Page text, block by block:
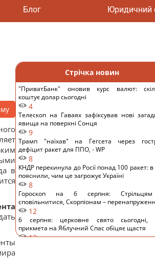
Блог Юридичний
в
Стрічка новин
"ПриватБанк" оновив курс валют:
коштує долар сьогодні
4
Телескоп на Гаваях зафіксував нові
явища на поверхні Сонця
9
Трамп "наїхав" на Гегсета через
дефіцит ракет для ППО, - WP
8
КНДР перекинула до Росії понад 100 ракет: в
пояснили, чим це загрожує Україні
8
Гороскоп на 6 серпня:
сповільнитися, Скорпіонам –
12
6 серпня: церковне свято сьогодні,
прикмета на Яблучний Спас обіцяє щастя
13